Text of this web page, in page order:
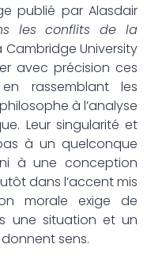
par Alasdair
les conflits de la
Cambridge University
avec précision ces
rassemblant les
à l’analyse
Leur singularité et
à un quelconque
à une conception
dans l’accent mis
morale exige de
une situation et un
sens.